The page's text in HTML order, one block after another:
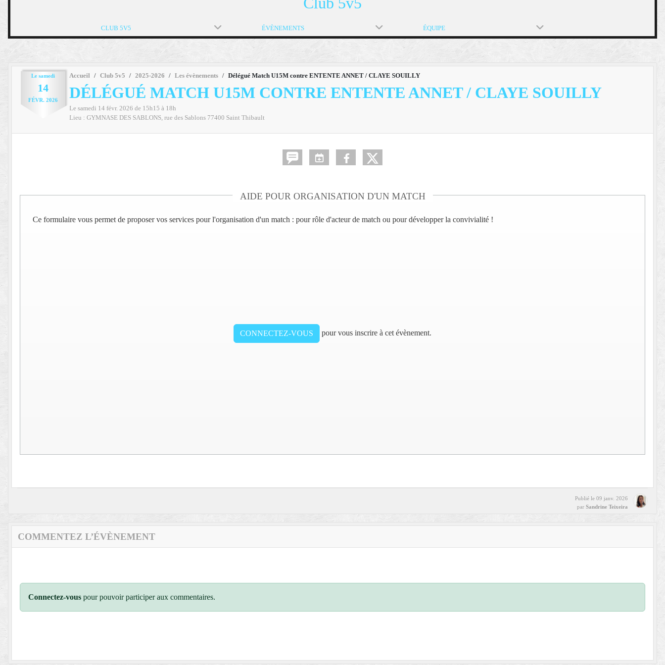
CLUB 5V5 ÉVÈNEMENTS ÉQUIPE
Le samedi
14
FÉVR. 2026
Accueil Club 5v5 2025-2026 Les évènements Délégué Match U15M contre ENTENTE ANNET / CLAYE SOUILLY
DÉLÉGUÉ MATCH U15M CONTRE ENTENTE ANNET / CLAYE SOUILLY
Le samedi 14 févr. 2026 de 15h15 à 18h
Lieu : GYMNASE DES SABLONS, rue des Sablons 77400 Saint Thibault
AIDE POUR ORGANISATION D'UN MATCH
Ce formulaire vous permet de proposer vos services pour l'organisation d'un match : pour rôle d'acteur de match ou pour développer la convivialité !
CONNECTEZ-VOUS pour vous inscrire à cet évènement.
Publié le 09 janv. 2026
par Sandrine Teixeira
COMMENTEZ L’ÉVÈNEMENT
Connectez-vous pour pouvoir participer aux commentaires.